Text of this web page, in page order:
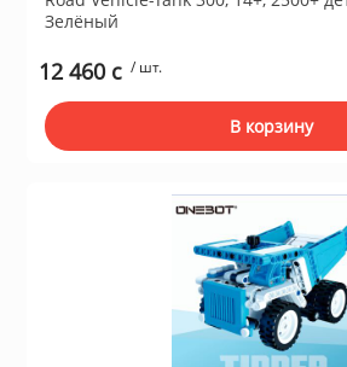
Зелёный
12 460 c / шт.
В корзину